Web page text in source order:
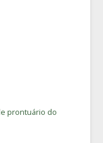
prontuário do